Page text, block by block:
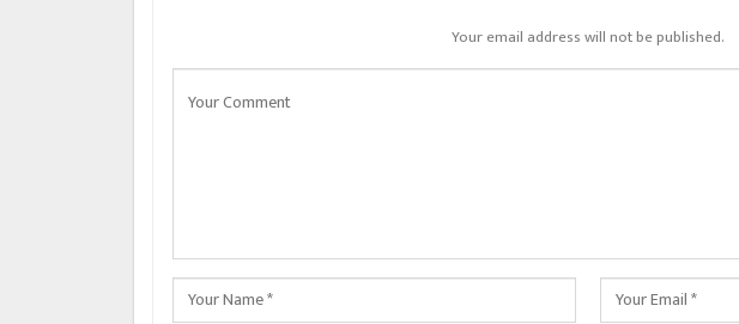
Your email address will not be published.